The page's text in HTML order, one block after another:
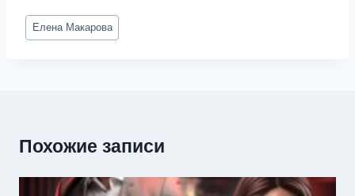
Метки
записи:
Елена Макарова
Похожие записи